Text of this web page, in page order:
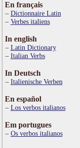
En français
Dictionnaire Latin
Verbes italiens
In english
Latin Dictionary
Italian Verbs
In Deutsch
Italienische Verben
En español
Los verbos italianos
Em portugues
Os verbos italianos